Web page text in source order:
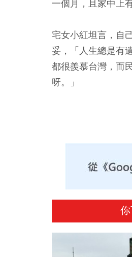
一個月，且家中上
宅女小紅坦言，自
妥，「人生總是有
都很羨慕台灣，而
呀。」